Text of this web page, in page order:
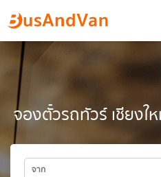
จองตั๋วรถทัวร์ เชียงใ
จาก